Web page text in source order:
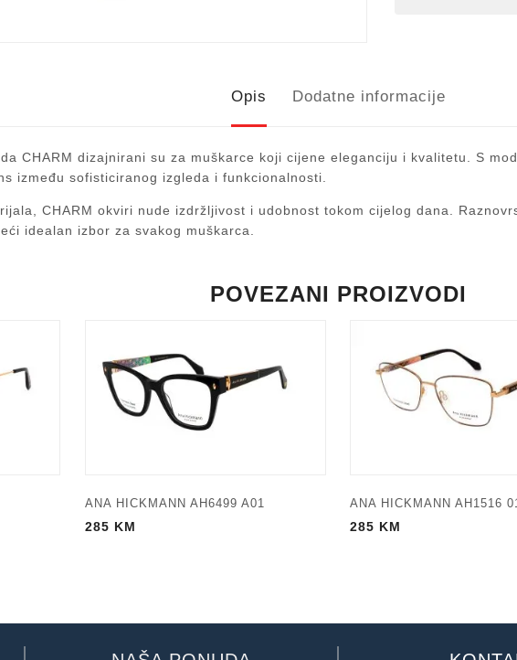
Opis Dodatne informacije
CHARM dizajnirani su za muškarce koji cijene eleganciju i kvalitetu. S
između sofisticiranog izgleda i funkcionalnosti.
CHARM okviri nude izdržljivost i udobnost tokom cijelog dana.
idealan izbor za svakog muškarca.
POVEZANI PROIZVODI
ANA HICKMANN AH6499 A01
285 KM
ANA HICKMANN AH1516
285 KM